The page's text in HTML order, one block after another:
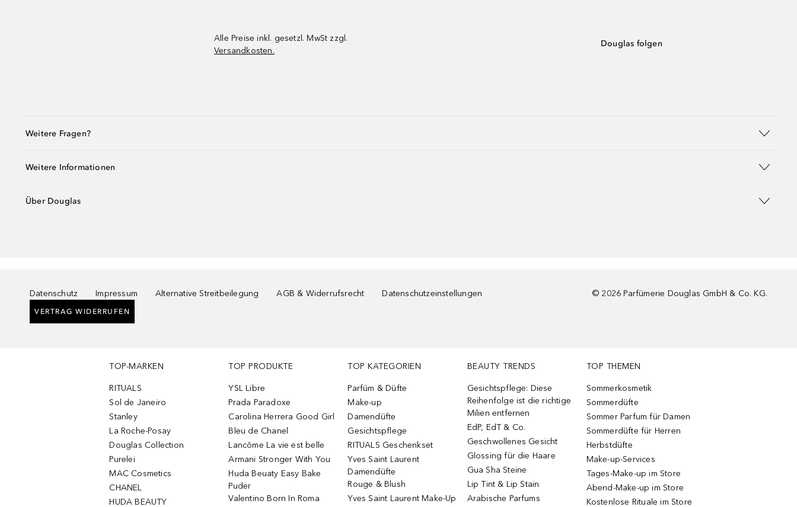
Alle Preise inkl. gesetzl. MwSt zzgl.
Versandkosten.
Douglas folgen
Weitere Fragen?
Weitere Informationen
Über Douglas
Datenschutz Impressum Alternative Streitbeilegung AGB & Widerrufsrecht Datenschutzeinstellungen
VERTRAG WIDERRUFEN
© 2026 Parfümerie Douglas GmbH & Co. KG.
TOP-MARKEN
RITUALS
Sol de Janeiro
Stanley
La Roche-Posay
Douglas Collection
Purelei
MAC Cosmetics
CHANEL
HUDA BEAUTY
TOP PRODUKTE
YSL Libre
Prada Paradoxe
Carolina Herrera Good Girl
Bleu de Chanel
Lancôme La vie est belle
Armani Stronger With You
Huda Beuaty Easy Bake
Puder
Valentino Born In Roma
TOP KATEGORIEN
Parfüm & Düfte
Make-up
Damendüfte
Gesichtspflege
RITUALS Geschenkset
Yves Saint Laurent
Damendüfte
Rouge & Blush
Yves Saint Laurent Make-Up
BEAUTY TRENDS
Gesichtspflege: Diese
Reihenfolge ist die richtige
Milien entfernen
EdP, EdT & Co.
Geschwollenes Gesicht
Glossing für die Haare
Gua Sha Steine
Lip Tint & Lip Stain
Arabische Parfums
TOP THEMEN
Sommerkosmetik
Sommerdüfte
Sommer Parfum für Damen
Sommerdüfte für Herren
Herbstdüfte
Make-up-Services
Tages-Make-up im Store
Abend-Make-up im Store
Kostenlose Rituale im Store